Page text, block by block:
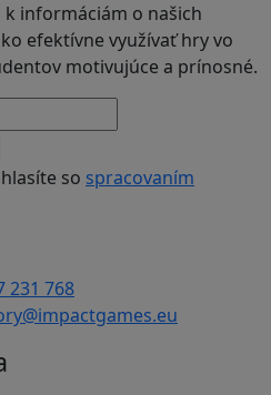
informáciám o našich
efektívne využívať hry vo
motivujúce a prínosné.
so spracovaním
231 768